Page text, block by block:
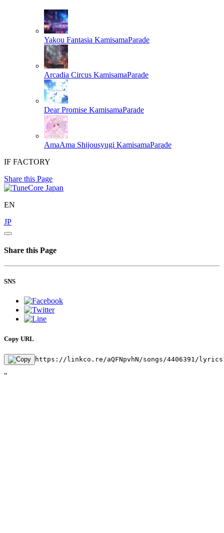
Yakou Fantasia KamisamaParade
Arcadia Circus KamisamaParade
Dear Promise KamisamaParade
AmaAma Shijousyugi KamisamaParade
IF FACTORY
Share this Page
EN
JP
Share this Page
SNS
Copy URL
https://linkco.re/aQFNpvhN/songs/4406391/
"